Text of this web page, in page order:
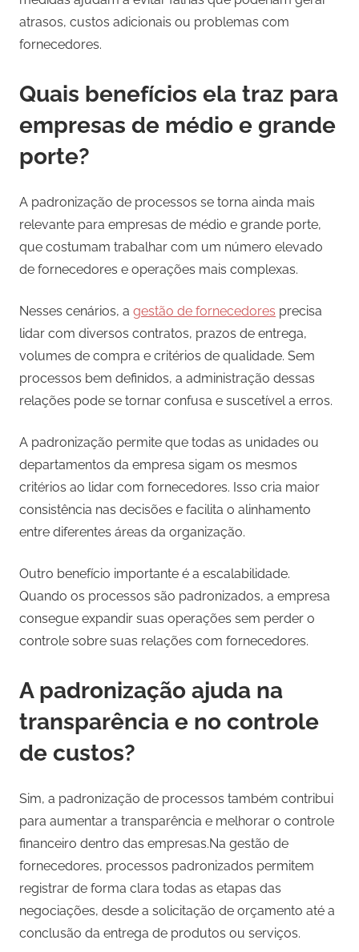
atrasos, custos adicionais ou problemas com
fornecedores.
Quais benefícios ela traz para
empresas de médio e grande
porte?
A padronização de processos se torna ainda mais
relevante para empresas de médio e grande porte,
que costumam trabalhar com um número elevado
de fornecedores e operações mais complexas.
Nesses cenários, a gestão de fornecedores precisa
lidar com diversos contratos, prazos de entrega,
volumes de compra e critérios de qualidade. Sem
processos bem definidos, a administração dessas
relações pode se tornar confusa e suscetível a erros.
A padronização permite que todas as unidades ou
departamentos da empresa sigam os mesmos
critérios ao lidar com fornecedores. Isso cria maior
consistência nas decisões e facilita o alinhamento
entre diferentes áreas da organização.
Outro benefício importante é a escalabilidade.
Quando os processos são padronizados, a empresa
consegue expandir suas operações sem perder o
controle sobre suas relações com fornecedores.
A padronização ajuda na
transparência e no controle
de custos?
Sim, a padronização de processos também contribui
para aumentar a transparência e melhorar o controle
financeiro dentro das empresas.Na gestão de
fornecedores, processos padronizados permitem
registrar de forma clara todas as etapas das
negociações, desde a solicitação de orçamento até a
conclusão da entrega de produtos ou serviços.